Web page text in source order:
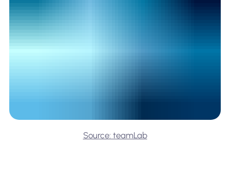
Source: teamLab